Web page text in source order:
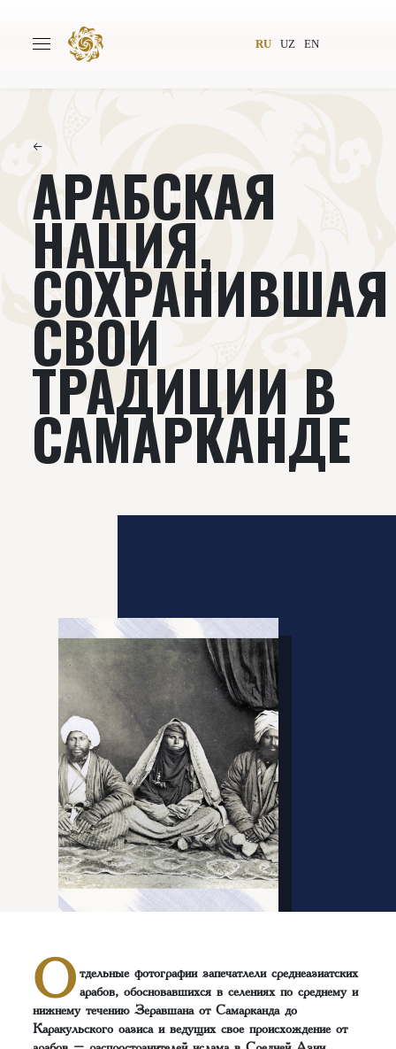
RU UZ EN
Авторы Всемирное общество
Издательство
Проекты Подкасты
Книги Видеолекторий
←
АРАБСКАЯ
НАЦИЯ,
СОХРАНИВШАЯ
СВОИ
ТРАДИЦИИ В
САМАРКАНДЕ
О тдельные фотографии запечатлели среднеазиатских
арабов, обосновавшихся в селениях по среднему и
нижнему течению Зеравшана от Самарканда до
Каракульского оазиса и ведущих свое происхождение от